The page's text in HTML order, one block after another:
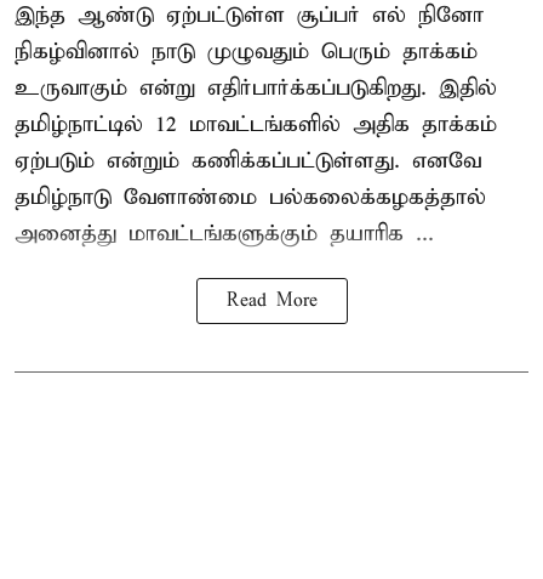
இந்த ஆண்டு ஏற்பட்டுள்ள சூப்பர் எல் நினோ
நிகழ்வினால் நாடு முழுவதும் பெரும் தாக்கம்
உருவாகும் என்று எதிர்பார்க்கப்படுகிறது. இதில்
தமிழ்நாட்டில் 12 மாவட்டங்களில் அதிக தாக்கம்
ஏற்படும் என்றும் கணிக்கப்பட்டுள்ளது. எனவே
தமிழ்நாடு வேளாண்மை பல்கலைக்கழகத்தால்
அனைத்து மாவட்டங்களுக்கும் தயாரிக ...
Read More